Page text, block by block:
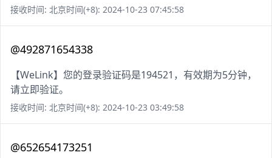
接收时间: 北京时间(+8): 2024-10-23 07:45:58
@492871654338
【WeLink】您的登录验证码是194521，有效期为5分钟，
请立即验证。
接收时间: 北京时间(+8): 2024-10-23 03:49:58
@652654173251